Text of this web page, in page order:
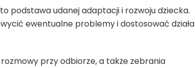
podstawa udanej adaptacji i rozwoju dziecka.
ewentualne problemy i dostosować
przy odbiorze, a także zebrania